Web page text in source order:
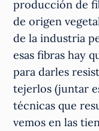
producción de
de origen
de la industria
esas fibras hay
para darles
tejerlos (juntar
técnicas que
vemos en las